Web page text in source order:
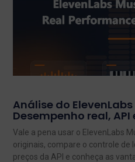
Análise do
Desempenho real,
Vale a pena usar o ElevenLabs
originais, compare o controle de
preços da API e conheça as